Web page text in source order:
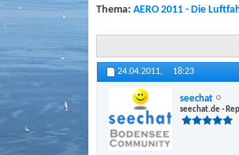
Thema: AERO 2011 - Die
24.04.2011, 18:23
seechat
seechat.de -